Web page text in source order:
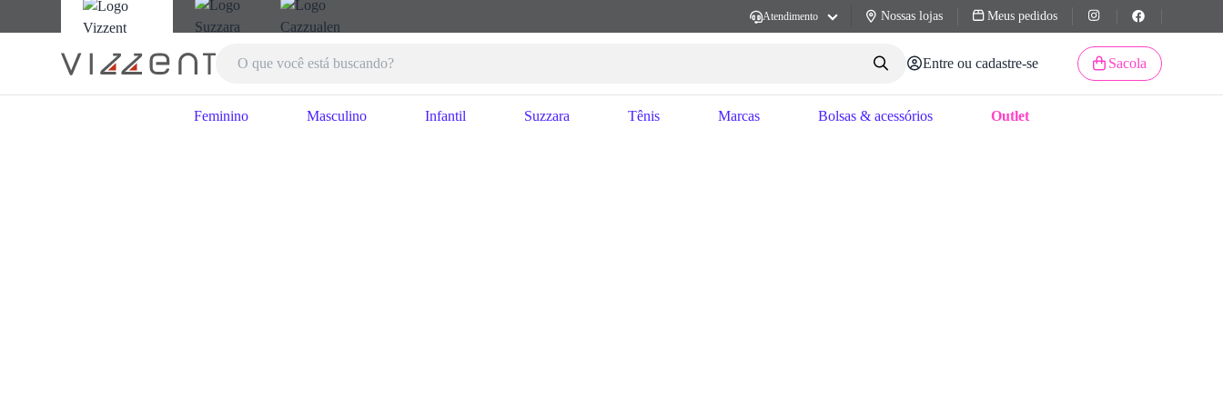
Atendimento Nossas lojas Meus pedidos
Entre ou cadastre-se Sacola
Feminino Masculino Infantil Suzzara Tênis Marcas Bolsas & acessórios Outlet